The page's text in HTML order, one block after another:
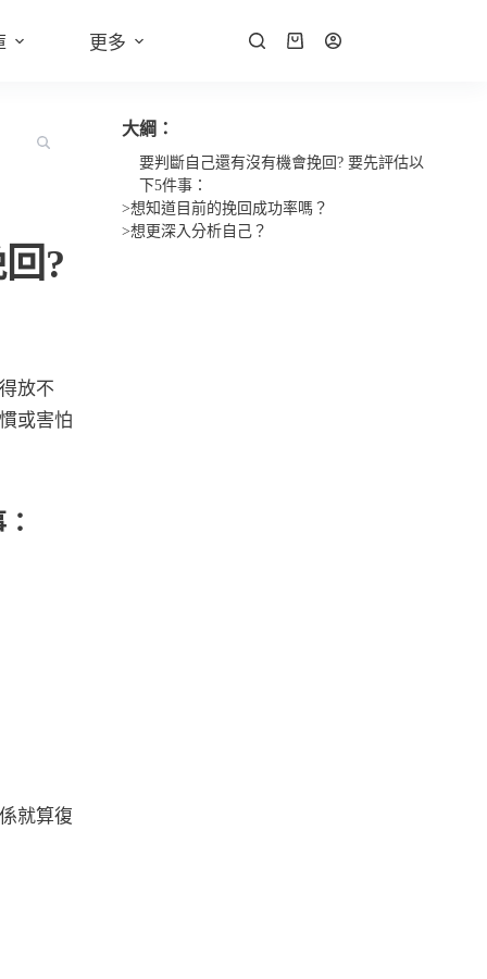
更多
?
放不
或害怕
就算復
大綱：
要判斷自己還有沒有機會挽回? 要先評估以
下5件事：
>想知道目前的挽回成功率嗎？
>想更深入分析自己？